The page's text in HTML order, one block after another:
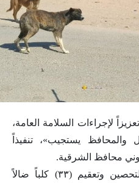
لإجراءات السلامة العامة،
يستجيب»، تنفيذاً
محافظ الشرقية.
نفذت الفرق البيطرية حملة لتحصين وتعقيم (٣٣) كلباً ضالاً